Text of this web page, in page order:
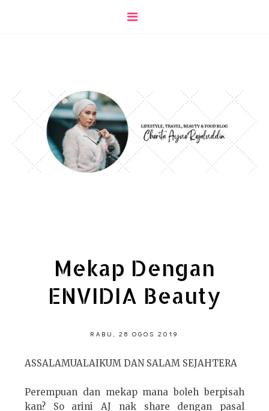
Mekap Dengan
ENVIDIA Beauty
RABU, 28 OGOS 2019
ASSALAMUALAIKUM DAN SALAM SEJAHTERA
Perempuan dan mekap mana boleh berpisah
kan? So arini AJ nak share dengan pasal